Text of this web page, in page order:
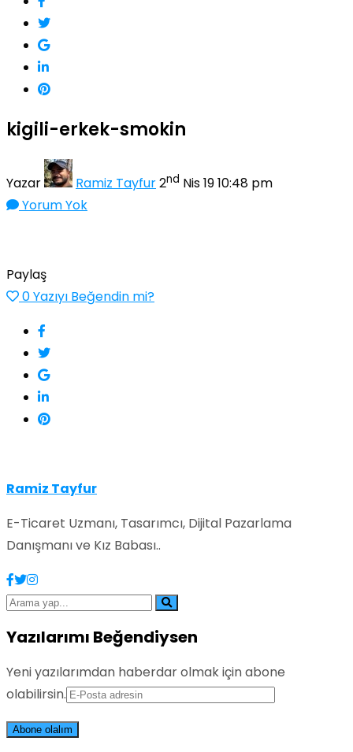
kigili-erkek-smokin
Yazar Ramiz Tayfur2nd Nis 19 10:48 pm
Yorum Yok
Paylaş
0Yazıyı Beğendin mi?
Ramiz Tayfur
E-Ticaret Uzmanı, Tasarımcı, Dijital Pazarlama
Danışmanı ve Kız Babası..
Yazılarımı Beğendiysen
Yeni yazılarımdan haberdar olmak için abone
olabilirsin.